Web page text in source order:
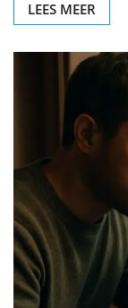
LEES MEER